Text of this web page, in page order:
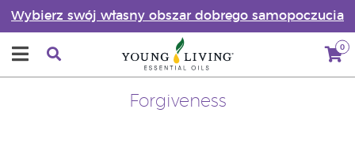
Wybierz swój własny obszar dobrego samopoczucia
0
Forgiveness